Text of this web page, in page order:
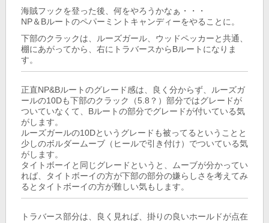
海賊フックを登った後、何をやろうかなぁ・・・
NP＆Bルートのペパーミントキャンディーをやることに。
下部のクラックは、ルーズガール、ウッドペッカーと共通、
棚にあがってから、右にトラバースからBルートになりま
す。
正直NP&Bルートのグレード感は、良く分からず、ルーズガ
ールの10Dも下部のクラック（5.8？）部分ではグレードが
ついていなくて、Bルートの部分でグレードが付いている気
がします。
ルーズガールの10Dというグレードも被ってるということと
少しのボルダームーブ（ヒールで引き付け）でついている気
がします。
タイトボーイと同じグレードというと、ムーブが分かってい
れば、タイトボーイの方が下部の部分の嫌らしさを考えてみ
るとタイトボーイの方が難しい気もします。
トラバース部分は、良く見れば、掛りの良いホールドが点在